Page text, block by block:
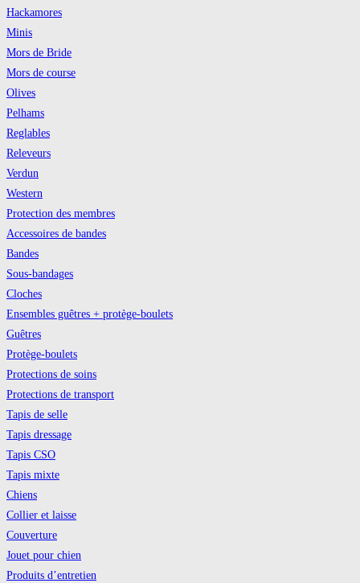
Hackamores
Minis
Mors de Bride
Mors de course
Olives
Pelhams
Reglables
Releveurs
Verdun
Western
Protection des membres
Accessoires de bandes
Bandes
Sous-bandages
Cloches
Ensembles guêtres + protège-boulets
Guêtres
Protège-boulets
Protections de soins
Protections de transport
Tapis de selle
Tapis dressage
Tapis CSO
Tapis mixte
Chiens
Collier et laisse
Couverture
Jouet pour chien
Produits d’entretien